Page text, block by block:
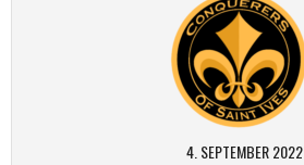
4. SEPTEMBER 2022